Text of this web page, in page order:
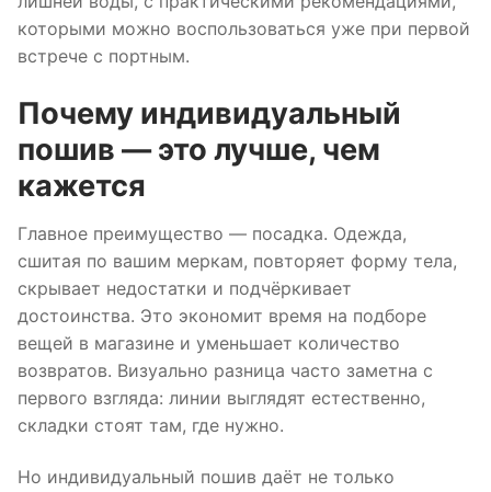
которыми можно воспользоваться уже при первой
встрече с портным.
Почему индивидуальный
пошив — это лучше, чем
кажется
Главное преимущество — посадка. Одежда,
сшитая по вашим меркам, повторяет форму тела,
скрывает недостатки и подчёркивает
достоинства. Это экономит время на подборе
вещей в магазине и уменьшает количество
возвратов. Визуально разница часто заметна с
первого взгляда: линии выглядят естественно,
складки стоят там, где нужно.
Но индивидуальный пошив даёт не только